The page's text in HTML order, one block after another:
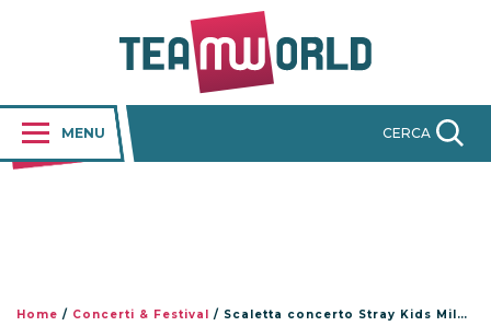
MENU CERCA
Home / Concerti & Festival / Scaletta concerto Stray Kids Milano 12 luglio 2024